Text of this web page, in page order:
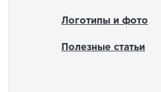
Логотипы и фото
Полезные статьи